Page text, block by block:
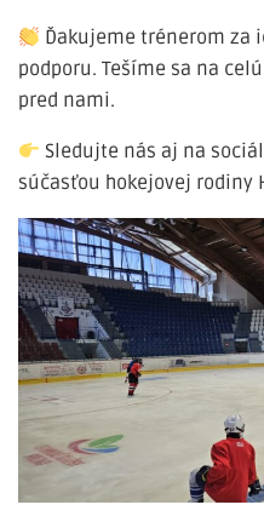
Ďakujeme trénerom za
podporu. Tešíme sa na
pred nami.
Sledujte nás aj na
súčasťou hokejovej rodiny